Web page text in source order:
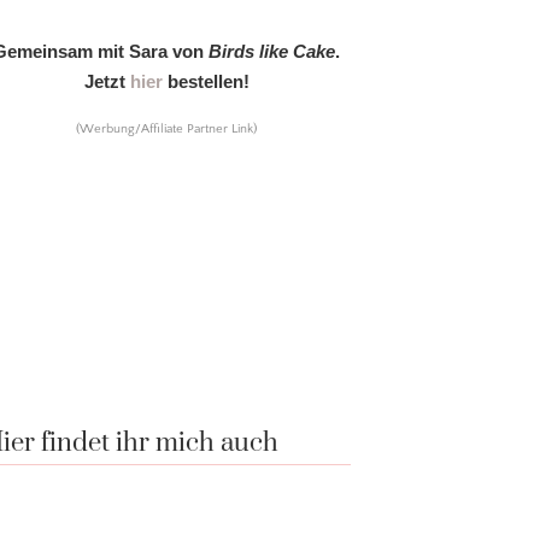
mit Sara vonBirds like Cake.
Jetzt hierbestellen!
(Werbung/Affiliate Partner Link)
findet ihr mich auch